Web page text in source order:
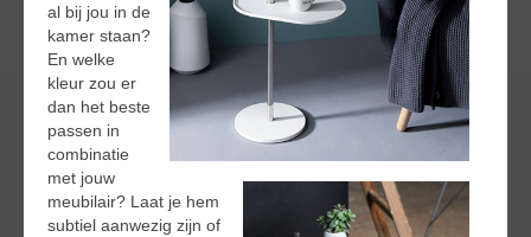
al bij jou in de
kamer staan?
En welke
kleur zou er
dan het beste
passen in
combinatie
met jouw
meubilair? Laat je hem
subtiel aanwezig zijn of